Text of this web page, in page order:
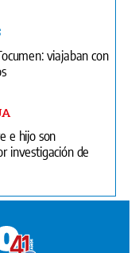
viajaban con
e hijo son
investigación de